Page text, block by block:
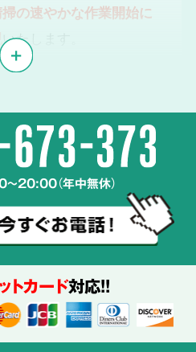
の速やかな作業開始に
いたします。
雑菌の
洗浄
使用する
薬剤も
20:00（年中無休）
トカード対応!!